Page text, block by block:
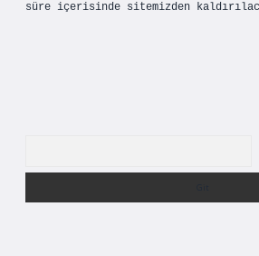
süre içerisinde sitemizden